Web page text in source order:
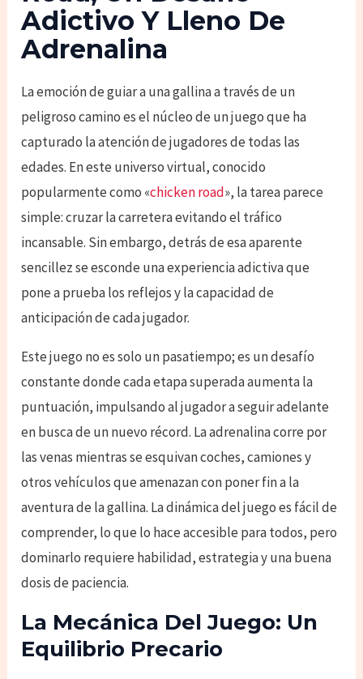
Adictivo Y Lleno De
Adrenalina
La emoción de guiar a una gallina a través de un
peligroso camino es el núcleo de un juego que ha
capturado la atención de jugadores de todas las
edades. En este universo virtual, conocido
popularmente como «chicken road», la tarea parece
simple: cruzar la carretera evitando el tráfico
incansable. Sin embargo, detrás de esa aparente
sencillez se esconde una experiencia adictiva que
pone a prueba los reflejos y la capacidad de
anticipación de cada jugador.
Este juego no es solo un pasatiempo; es un desafío
constante donde cada etapa superada aumenta la
puntuación, impulsando al jugador a seguir adelante
en busca de un nuevo récord. La adrenalina corre por
las venas mientras se esquivan coches, camiones y
otros vehículos que amenazan con poner fin a la
aventura de la gallina. La dinámica del juego es fácil de
comprender, lo que lo hace accesible para todos, pero
dominarlo requiere habilidad, estrategia y una buena
dosis de paciencia.
La Mecánica Del Juego: Un
Equilibrio Precario